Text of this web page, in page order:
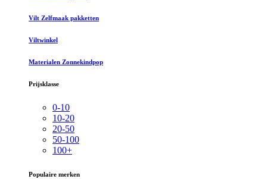
Vilt Zelfmaak pakketten
Viltwinkel
Materialen Zonnekindpop
Prijsklasse
0-10
10-20
20-50
50-100
100+
Populaire merken